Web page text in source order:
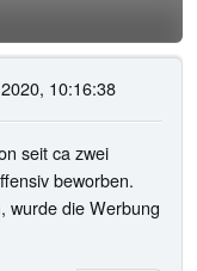
10:16:38
seit ca zwei
beworben.
wurde die Werbung